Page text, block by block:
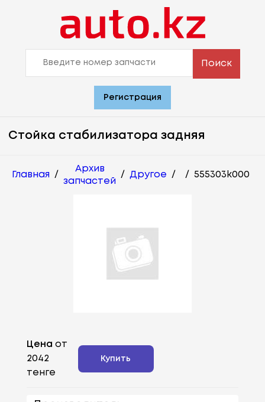
Поиск
Регистрация
Стойка стабилизатора задняя
Главная /
Архив
запчастей
/ Другое / / 555303k000
Цена от
2042
тенге
Купить